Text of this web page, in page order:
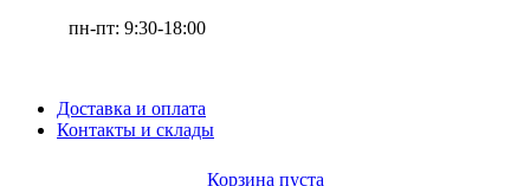
пн-пт: 9:30-18:00
Доставка и оплата
Контакты и склады
Корзина пуста